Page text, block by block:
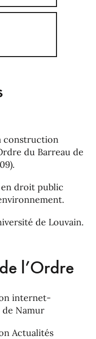
construction
du Barreau de
droit public
de Louvain.
l’Ordre
internet-
Namur
Actualités